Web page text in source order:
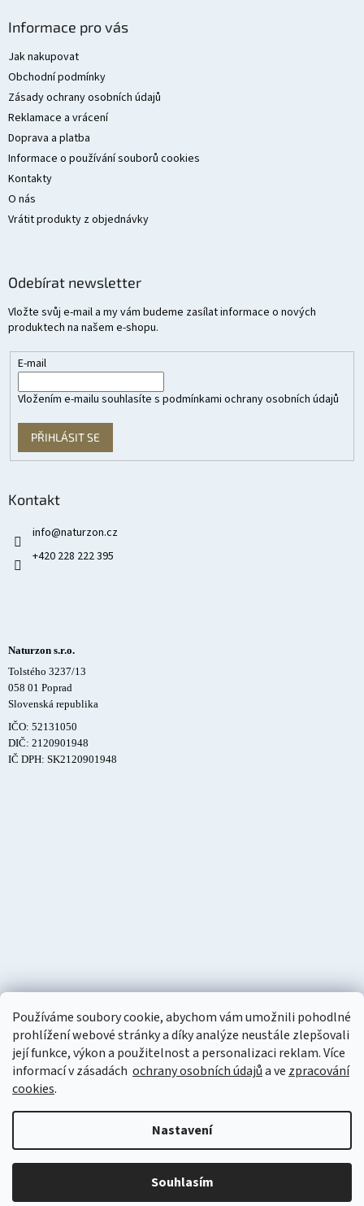
Používáme soubory cookie, abychom vám umožnili pohodlné
prohlížení webové stránky a díky analýze neustále zlepšovali
její funkce, výkon a použitelnost a personalizaci reklam. Více
informací v zásadách ochrany osobních údajůa ve zpracování
cookies.
Nastavení
Souhlasím
Informace pro vás
Jak nakupovat
Obchodní podmínky
Zásady ochrany osobních údajů
Reklamace a vrácení
Doprava a platba
Informace o používání souborů cookies
Kontakty
O nás
Vrátit produkty z objednávky
Odebírat newsletter
Vložte svůj e-mail a my vám budeme zasílat informace o nových
produktech na našem e-shopu.
E-mail
Vložením e-mailu souhlasíte s podmínkami ochrany osobních údajů
PŘIHLÁSIT SE
Kontakt
info@naturzon.cz
+420 228 222 395
Naturzon s.r.o.
Tolstého 3237/13
058 01 Poprad
Slovenská republika
IČO: 52131050
DIČ: 2120901948
IČ DPH: SK2120901948
Vytvořil Shoptet